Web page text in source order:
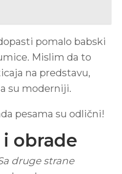
pomalo babski
Mislim da to
na predstavu,
su moderniji.
pesama su odlični!
obrade
druge strane